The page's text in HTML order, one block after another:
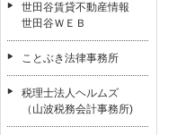
世田谷賃貸不動産情報
世田谷ＷＥＢ
ことぶき法律事務所
税理士法人ヘルムズ
（山波税務会計事務所)